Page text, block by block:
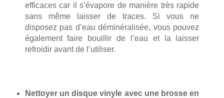
efficaces car il s’évapore de manière très rapide
sans même laisser de traces. Si vous ne
disposez pas d’eau déminéralisée, vous pouvez
également faire bouillir de l’eau et la laisser
refroidir avant de l’utiliser.
Nettoyer un disque vinyle avec une brosse en